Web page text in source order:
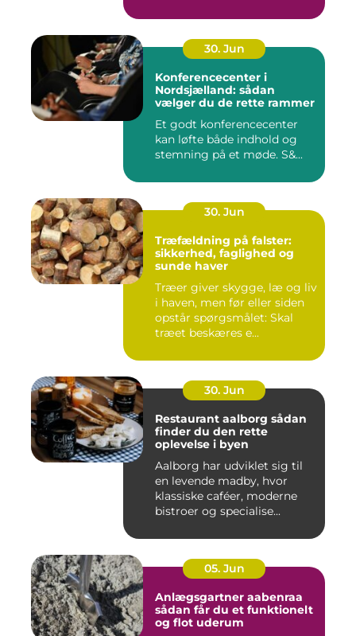
30. Jun
Konferencecenter i
Nordsjælland: sådan
vælger du de rette rammer
Et godt konferencecenter
kan løfte både indhold og
stemning på et møde. S&...
30. Jun
Træfældning på falster:
sikkerhed, faglighed og
sunde haver
Træer giver skygge, læ og liv
i haven, men før eller siden
opstår spørgsmålet: Skal
træet beskæres e...
30. Jun
Restaurant aalborg sådan
finder du den rette
oplevelse i byen
Aalborg har udviklet sig til
en levende madby, hvor
klassiske caféer, moderne
bistroer og specialise...
05. Jun
Anlægsgartner aabenraa
sådan får du et funktionelt
og flot uderum